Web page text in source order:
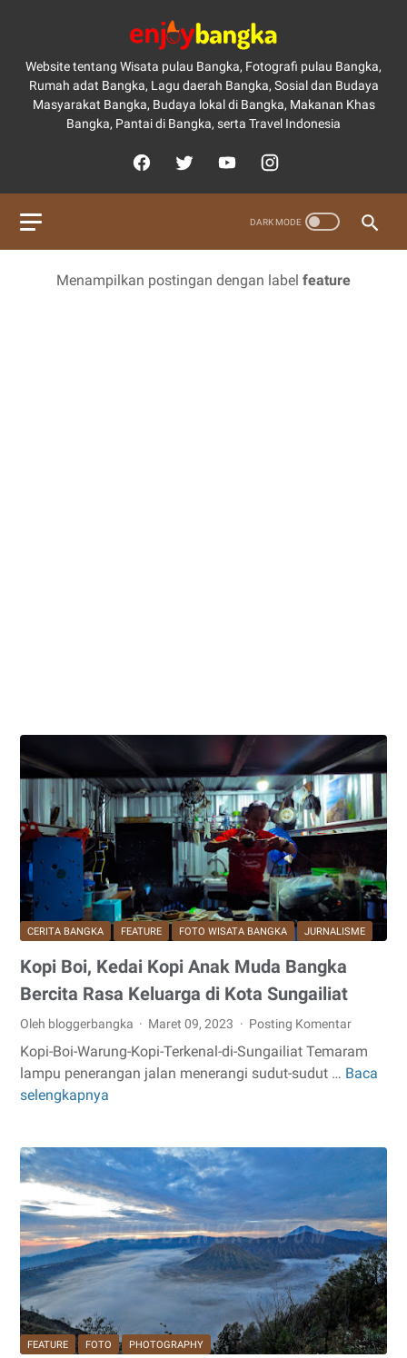
Website tentang Wisata pulau Bangka, Fotografi pulau Bangka,
Rumah adat Bangka, Lagu daerah Bangka, Sosial dan Budaya
Masyarakat Bangka, Budaya lokal di Bangka, Makanan Khas
Bangka, Pantai di Bangka, serta Travel Indonesia
Menampilkan postingan dengan label feature
CERITA BANGKA FEATURE FOTO WISATA BANGKA JURNALISME
Kopi Boi, Kedai Kopi Anak Muda Bangka
Bercita Rasa Keluarga di Kota Sungailiat
Oleh bloggerbangka Maret 09, 2023 Posting Komentar
Kopi-Boi-Warung-Kopi-Terkenal-di-Sungailiat Temaram
lampu penerangan jalan menerangi sudut-sudut … Baca
selengkapnya
Kopi
Anak
Muda
Bangka
Bercita
Rasa
Keluarga
Sungailiat
FEATURE FOTO PHOTOGRAPHY